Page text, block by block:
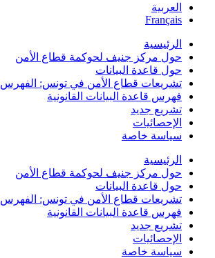
العربية
Français
الرئيسية
حول مركز جنيف لحوكمة قطاع الأمن
حول قاعدة البيانات
تشريعات قطاع الأمن في تونس: الفهرس 1956-2011
فهرس قاعدة البيانات القانونية
تشريع جديد
الإحصائيات
سياسة خاصة
الرئيسية
حول مركز جنيف لحوكمة قطاع الأمن
حول قاعدة البيانات
تشريعات قطاع الأمن في تونس: الفهرس 1956-2011
فهرس قاعدة البيانات القانونية
تشريع جديد
الإحصائيات
سياسة خاصة